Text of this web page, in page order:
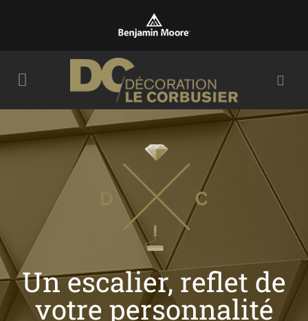
Un escalier, reflet de
votre personnalité